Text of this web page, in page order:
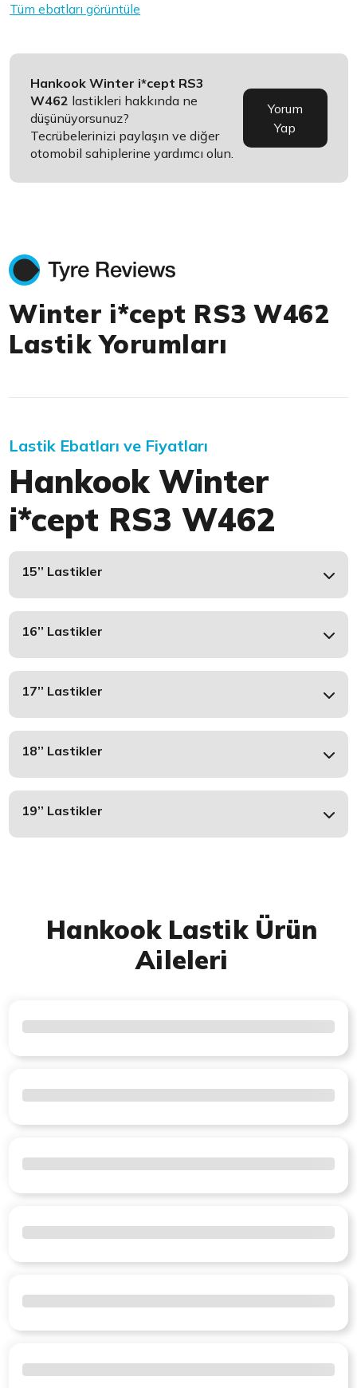
Tüm ebatları görüntüle
Hankook Winter i*cept RS3
W462 lastikleri hakkında ne
düşünüyorsunuz?
Tecrübelerinizi paylaşın ve diğer
otomobil sahiplerine yardımcı olun.
Yorum
Yap
Winter i*cept RS3 W462
Lastik Yorumları
Lastik Ebatları ve Fiyatları
Hankook Winter
i*cept RS3 W462
15’’ Lastikler
16’’ Lastikler
17’’ Lastikler
18’’ Lastikler
19’’ Lastikler
Hankook Lastik Ürün
Aileleri